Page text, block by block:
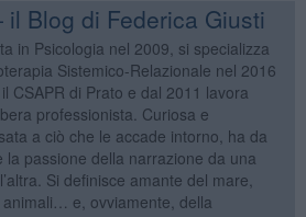
Blog di Federica Giusti
in Psicologia nel 2009, si specializza
Sistemico-Relazionale nel 2016
CSAPR di Prato e dal 2011 lavora
professionista. Curiosa e
a ciò che le accade intorno, ha da
la passione della narrazione da una
Si definisce amante del mare,
e, ovviamente, della